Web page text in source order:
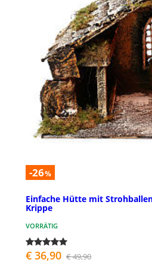
-26%
Einfache Hütte mit
Krippe
VORRÄTIG
€ 36,90 € 49,90